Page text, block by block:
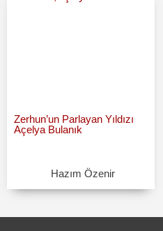
Zerhun’un Parlayan Yıldızı
Açelya Bulanık
Hazım Özenir